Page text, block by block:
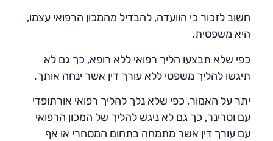
חשוב לזכור כי הוועדה, להבדיל מהמכון הרפואי עצמו,
היא משפטית.
כפי שלא תבצעו הליך רפואי ללא רופא, כך גם לא
תיגשו להליך משפטי ללא עורך דין אשר ינחה אותך.
יתר על האמור, כפי שלא נלך להליך רפואי אורתופדי
עם וטרינר, כך גם לא ניגש להליך של המכון הרפואי
עם עורך דין אשר מתמחה בתחום המסחרי או אף